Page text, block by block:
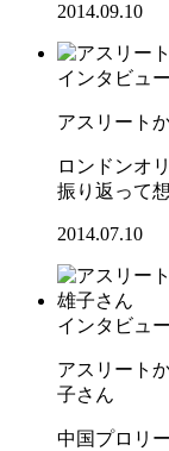
2014.09.10
インタビュー
アスリート
ロンドンオ
振り返って
2014.07.10
インタビュー
アスリート
子さん
中国プロリ